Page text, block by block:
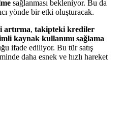
sağlanması bekleniyor. Bu da
yönde bir etki oluşturacak.
artırma, takipteki krediler
kaynak kullanımı sağlama
ifade ediliyor. Bu tür satış
daha esnek ve hızlı hareket